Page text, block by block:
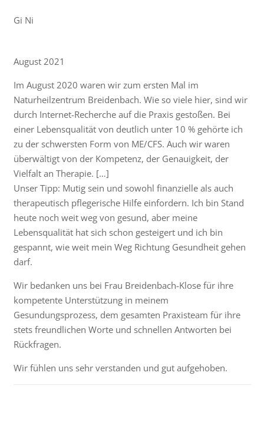
Gi Ni
August 2021
Im August 2020 waren wir zum ersten Mal im
Naturheilzentrum Breidenbach. Wie so viele hier, sind wir
durch Internet-Recherche auf die Praxis gestoßen. Bei
einer Lebensqualität von deutlich unter 10 % gehörte ich
zu der schwersten Form von ME/CFS. Auch wir waren
überwältigt von der Kompetenz, der Genauigkeit, der
Vielfalt an Therapie. […]
Unser Tipp: Mutig sein und sowohl finanzielle als auch
therapeutisch pflegerische Hilfe einfordern. Ich bin Stand
heute noch weit weg von gesund, aber meine
Lebensqualität hat sich schon gesteigert und ich bin
gespannt, wie weit mein Weg Richtung Gesundheit gehen
darf.
Wir bedanken uns bei Frau Breidenbach-Klose für ihre
kompetente Unterstützung in meinem
Gesundungsprozess, dem gesamten Praxisteam für ihre
stets freundlichen Worte und schnellen Antworten bei
Rückfragen.
Wir fühlen uns sehr verstanden und gut aufgehoben.